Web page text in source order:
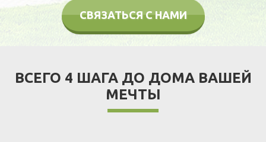
СВЯЗАТЬСЯ С НАМИ
ВСЕГО 4 ШАГА ДО ДОМА ВАШЕЙ
МЕЧТЫ